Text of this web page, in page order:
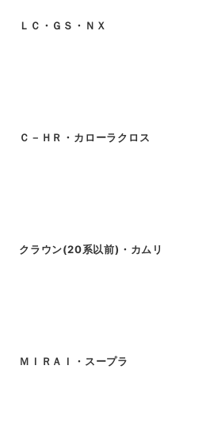
ＬＣ・ＧＳ・ＮＸ
Ｃ－ＨＲ・カローラクロス
クラウン(20系以前)・カムリ
ＭＩＲＡＩ・スープラ